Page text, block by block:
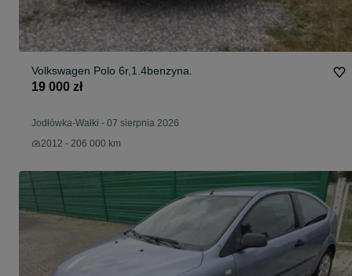
Volkswagen Polo 6r,1.4benzyna.
19 000 zł
Jodłówka-Wałki - 07 sierpnia 2026
2012 - 206 000 km